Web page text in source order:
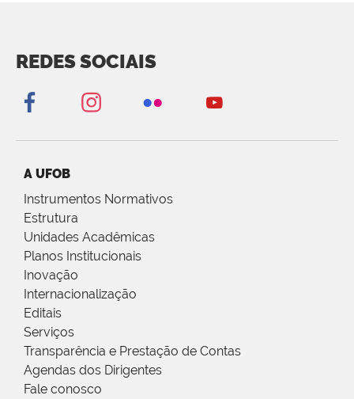
REDES SOCIAIS
A UFOB
Instrumentos Normativos
Estrutura
Unidades Acadêmicas
Planos Institucionais
Inovação
Internacionalização
Editais
Serviços
Transparência e Prestação de Contas
Agendas dos Dirigentes
Fale conosco